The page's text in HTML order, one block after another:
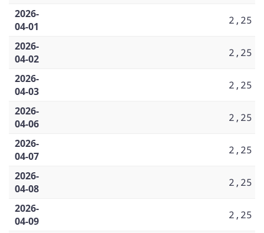
2026-
04-01
2,25
2026-
04-02
2,25
2026-
04-03
2,25
2026-
04-06
2,25
2026-
04-07
2,25
2026-
04-08
2,25
2026-
04-09
2,25